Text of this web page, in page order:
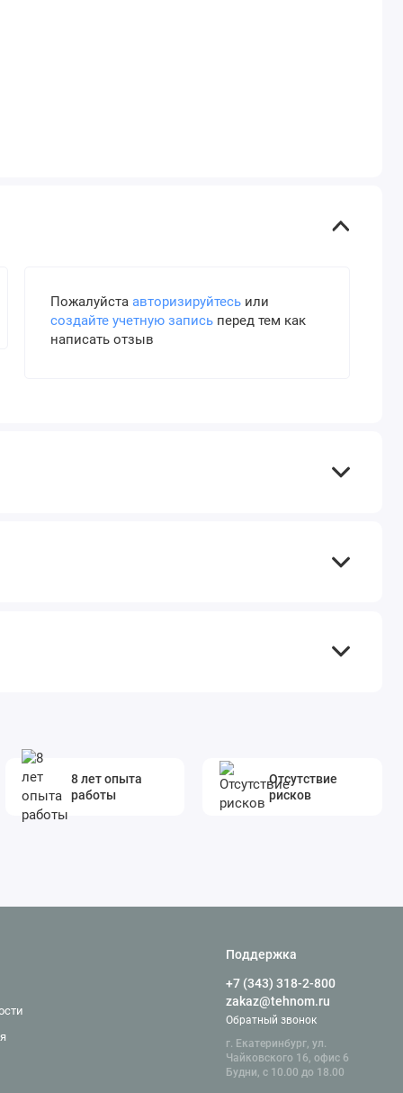
Пожалуйста авторизируйтесьили
создайте учетную записьперед тем как
написать отзыв
8 лет опыта
работы
Отсутствие
рисков
Поддержка
+7 (343) 318-2-800
zakaz@tehnom.ru
Обратный звонок
г. Екатеринбург, ул.
Чайковского 16, офис 6
Будни, с 10.00 до 18.00